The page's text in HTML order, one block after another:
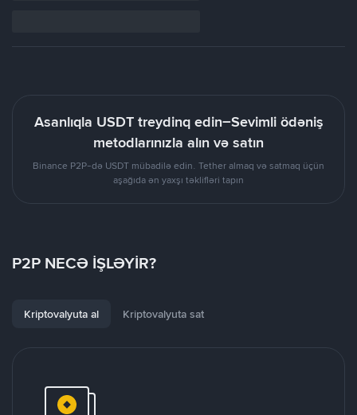
Asanlıqla USDT treydinq edin–Sevimli ödəniş
metodlarınızla alın və satın
Binance P2P-də USDT mübadilə edin. Tether almaq və satmaq üçün
aşağıda ən yaxşı təklifləri tapın
P2P NECƏ İŞLƏYİR?
Kriptovalyuta al Kriptovalyuta sat